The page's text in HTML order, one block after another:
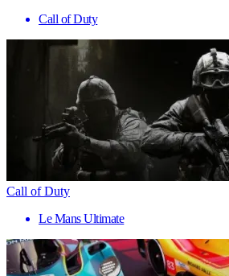
Call of Duty
Call of Duty
Le Mans Ultimate